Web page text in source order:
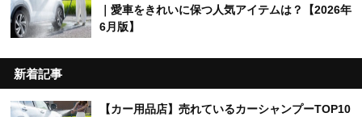
｜愛車をきれいに保つ人気アイテムは？【2026年
6月版】
新着記事
【カー用品店】売れているカーシャンプーTOP10